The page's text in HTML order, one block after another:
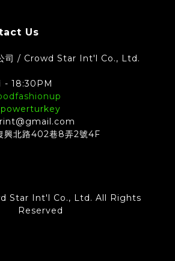
Us
公司 / Crowd Star Int'l Co., Ltd.
- 18:30PM
興北路402巷8弄2號4F
Star Int'l Co., Ltd. All Rights
Reserved